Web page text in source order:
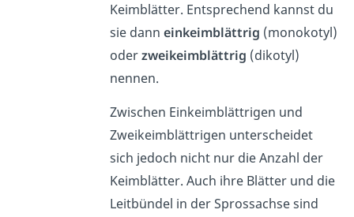
Keimblätter. Entsprechend kannst du
sie danneinkeimblättrig (monokotyl)
oderzweikeimblättrig (dikotyl)
nennen.
Zwischen Einkeimblättrigen und
Zweikeimblättrigen unterscheidet
sich jedoch nicht nur die Anzahl der
Keimblätter. Auch ihre Blätter und die
Leitbündel in der Sprossachse sind